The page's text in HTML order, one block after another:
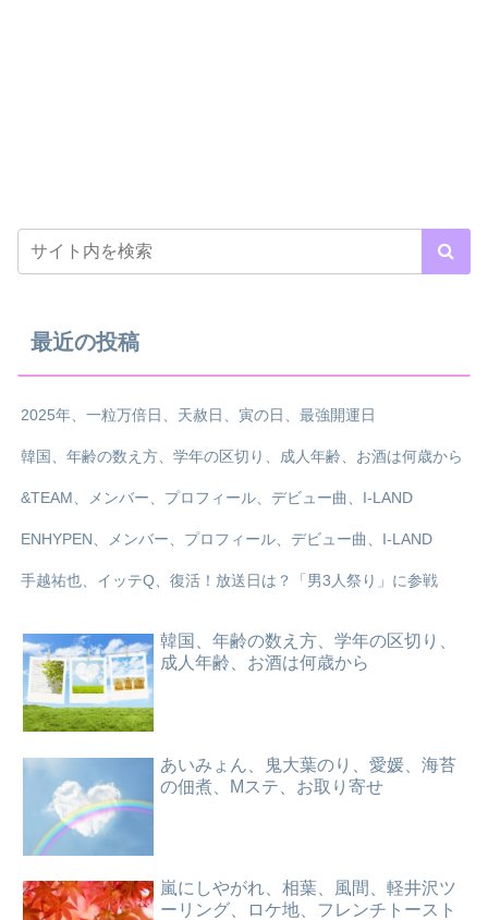
最近の投稿
2025年、一粒万倍日、天赦日、寅の日、最強開運日
韓国、年齢の数え方、学年の区切り、成人年齢、お酒は何歳から
&TEAM、メンバー、プロフィール、デビュー曲、I-LAND
ENHYPEN、メンバー、プロフィール、デビュー曲、I-LAND
手越祐也、イッテQ、復活！放送日は？「男3人祭り」に参戦
韓国、年齢の数え方、学年の区切り、
成人年齢、お酒は何歳から
あいみょん、鬼大葉のり、愛媛、海苔
の佃煮、Mステ、お取り寄せ
嵐にしやがれ、相葉、風間、軽井沢ツ
ーリング、ロケ地、フレンチトースト